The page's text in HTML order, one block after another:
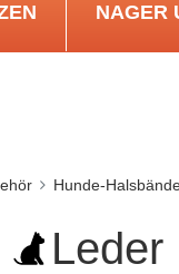
NAGER
Hunde-
Leder